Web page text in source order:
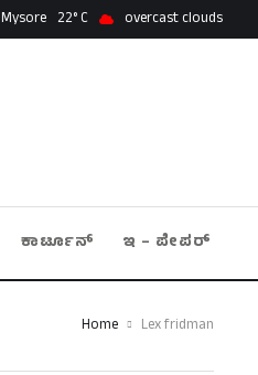
Mysore 22 overcast clouds
ಕಾರ್ಟೂನ್ ಇ – ಪೇಪರ್
Home Lex fridman